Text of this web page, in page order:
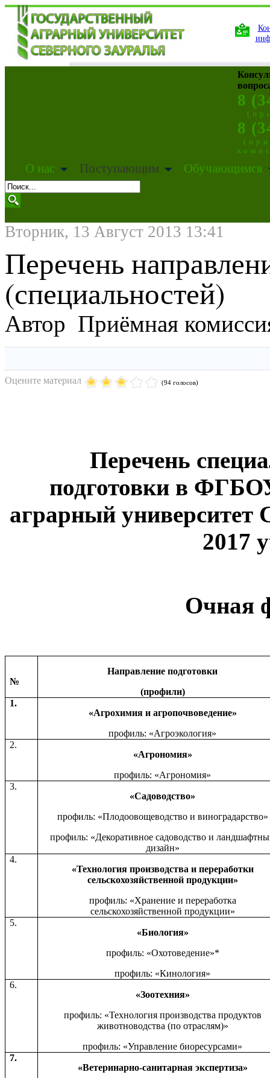
8
8
О нас Поступающим Обучающимся
Вторник, 13 Август 2013 13:41
Перечень
(специальностей)
Автор Приёмная
Оцените материал (94 голосов)
Перечень
подготовки в
аграрный университет
2017
Очная
№
Направление подготовки
(профили)
1.
«Агрохимия и агропочвоведение»
профиль: «Агроэкология»
2.
«Агрономия»
профиль: «Агрономия»
3.
«Садоводство»
профиль: «Плодоовощеводство и виноградарство»
профиль: «Декоративное садоводство и
дизайн»
4.
«Технология производства и переработки
сельскохозяйственной продукции»
профиль: «Хранение и переработка
сельскохозяйственной продукции»
5.
«Биология»
профиль: «Охотоведение»*
профиль: «Кинология»
6.
«Зоотехния»
профиль: «Технология производства продуктов
животноводства (по отраслям)»
профиль: «Управление биоресурсами»
7.
«Ветеринарно-санитарная экспертиза»